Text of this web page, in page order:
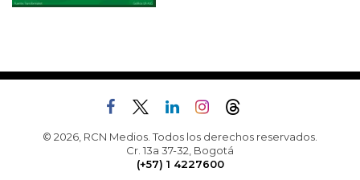
© 2026, RCN Medios. Todos los derechos reservados.
Cr. 13a 37-32, Bogotá
(+57) 1 4227600